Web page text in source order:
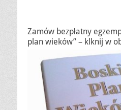
Zamów bezpłatny
plan wieków” – klknij w